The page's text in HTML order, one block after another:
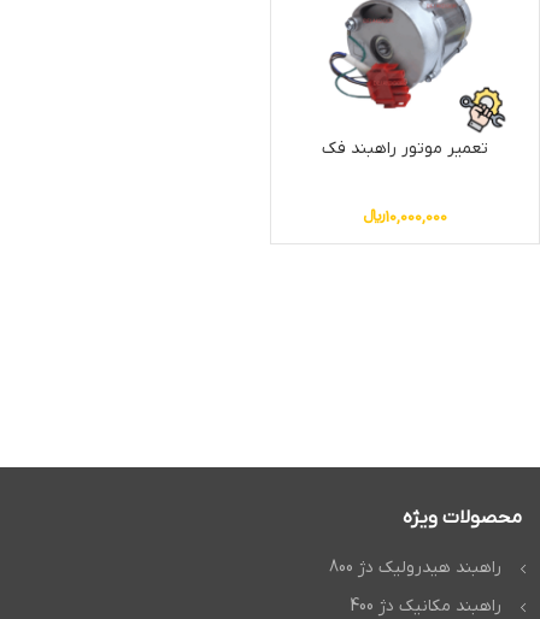
تعمیر موتور راهبند فک
10,000,000﷼
محصولات ویژه
راهبند هیدرولیک دژ 800
راهبند مکانیک دژ 400